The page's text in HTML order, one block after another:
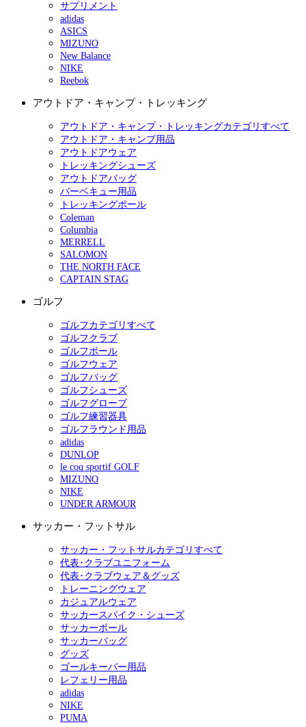
サプリメント
adidas
ASICS
MIZUNO
New Balance
NIKE
Reebok
アウトドア・キャンプ・トレッキング
アウトドア・キャンプ・トレッキングカテゴリすべて
アウトドア・キャンプ用品
アウトドアウェア
トレッキングシューズ
アウトドアバッグ
バーベキュー用品
トレッキングポール
Coleman
Columbia
MERRELL
SALOMON
THE NORTH FACE
CAPTAIN STAG
ゴルフ
ゴルフカテゴリすべて
ゴルフクラブ
ゴルフボール
ゴルフウェア
ゴルフバッグ
ゴルフシューズ
ゴルフグローブ
ゴルフ練習器具
ゴルフラウンド用品
adidas
DUNLOP
le coq sportif GOLF
MIZUNO
NIKE
UNDER ARMOUR
サッカー・フットサル
サッカー・フットサルカテゴリすべて
代表･クラブユニフォーム
代表･クラブウェア＆グッズ
トレーニングウェア
カジュアルウェア
サッカースパイク・シューズ
サッカーボール
サッカーバッグ
グッズ
ゴールキーパー用品
レフェリー用品
adidas
NIKE
PUMA